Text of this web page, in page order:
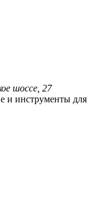
шоссе, 27
и инструменты для